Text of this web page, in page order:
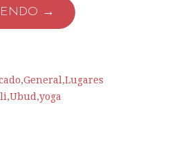
→
,General ,Lugares
,Ubud ,yoga